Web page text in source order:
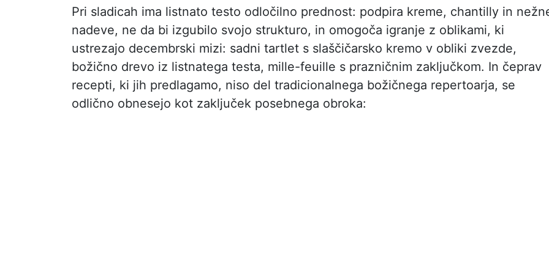
Pri sladicah ima listnato testo odločilno prednost: podpira kreme, chantilly in
nadeve, ne da bi izgubilo svojo strukturo, in omogoča igranje z oblikami, ki
ustrezajo decembrski mizi: sadni tartlet s slaščičarsko kremo v obliki zvezde,
božično drevo iz listnatega testa, mille-feuille s prazničnim zaključkom. In čeprav
recepti, ki jih predlagamo, niso del tradicionalnega božičnega repertoarja, se
odlično obnesejo kot zaključek posebnega obroka: